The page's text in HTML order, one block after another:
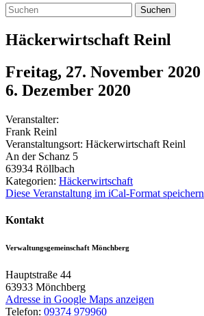
Suchen
Häckerwirtschaft Reinl
Freitag, 27. November 2020
6. Dezember 2020
Veranstalter:
Frank Reinl
Veranstaltungsort: Häckerwirtschaft Reinl
An der Schanz 5
63934 Röllbach
Kategorien: Häckerwirtschaft
Diese Veranstaltung im iCal-Format speichern
Kontakt
Verwaltungsgemeinschaft Mönchberg
Hauptstraße 44
63933 Mönchberg
Adresse in Google Maps anzeigen
Telefon: 09374 979960